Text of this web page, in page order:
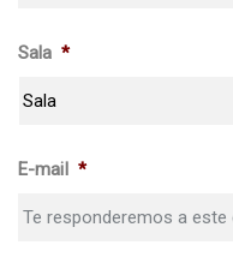
Sala *
E-mail *